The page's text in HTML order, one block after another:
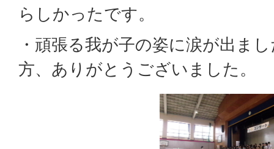
らしかったです。
・頑張る我が子の姿に涙が出ま
方、ありがとうございました。